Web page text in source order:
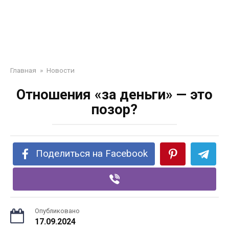
Главная » Новости
Отношения «за деньги» — это
позор?
Поделиться на Facebook
Опубликовано
17.09.2024